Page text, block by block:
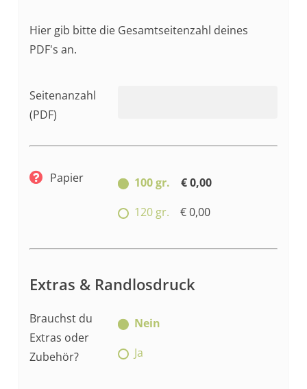
Hier gib bitte die Gesamtseitenzahl deines
PDF's an.
Seitenanzahl
(PDF)
Papier 100 gr.
€ 0,00
120 gr.
€ 0,00
Extras & Randlosdruck
Brauchst du
Extras oder
Zubehör?
Nein
Ja